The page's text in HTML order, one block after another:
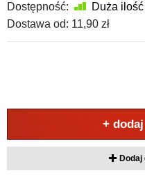
Dostępność:
Duża
Dostawa od: 11,90 zł
+